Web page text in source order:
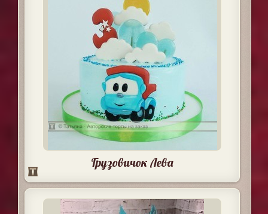
Грузовичок Лева